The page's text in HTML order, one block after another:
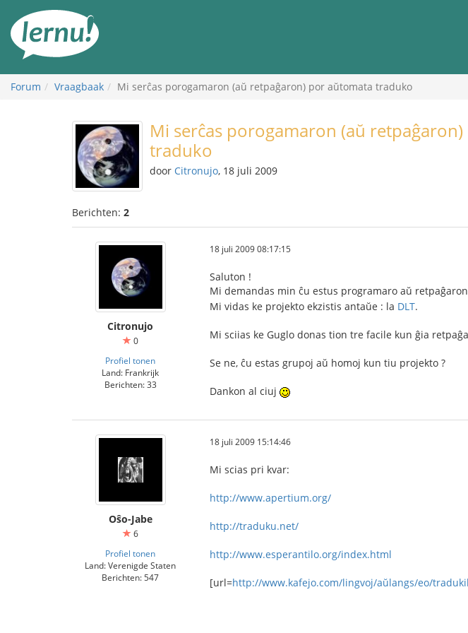
inhoud
Forum Vraagbaak Mi serĉas porogamaron (aŭ retpaĝaron) por aŭtomata traduko
Mi serĉas porogamaron (aŭ
traduko
door Citronujo, 18 juli 2009
Berichten: 2
Citronujo
0
Profiel tonen
Land: Frankrijk
Berichten: 33
18 juli 2009 08:17:15
Saluton !
Mi demandas min ĉu estus programaro aŭ
Mi vidas ke projekto ekzistis antaŭe : la DLT.
Mi sciias ke Guglo donas tion tre facile kun ĝia
Se ne, ĉu estas grupoj aŭ homoj kun tiu projekto ?
Dankon al ciuj
Oŝo-Jabe
6
Profiel tonen
Land: Verenigde Staten
Berichten: 547
18 juli 2009 15:14:46
Mi scias pri kvar:
http://www.apertium.org/
http://traduku.net/
http://www.esperantilo.org/index.html
[url=http://www.kafejo.com/lingvoj/aŭlangs/eo/